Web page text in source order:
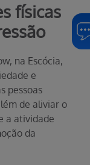
físicas
na Escócia,
e
pessoas
de aliviar o
a atividade
da